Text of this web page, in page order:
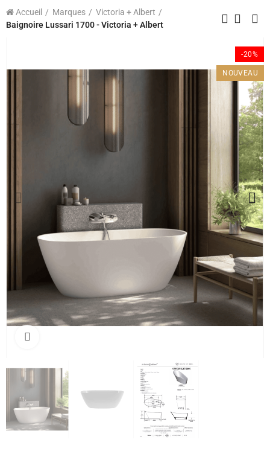
Accueil Marques
Victoria + Albert
Baignoire Lussari 1700 - Victoria + Albert
-20%
NOUVEAU